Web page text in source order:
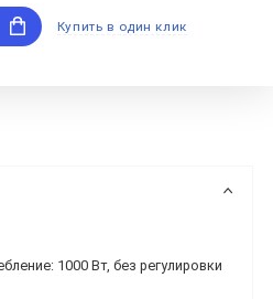
Купить в один клик
1000 Вт, без регулировки